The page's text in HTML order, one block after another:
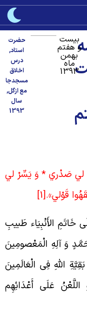
بیست
هفتم
بهمن
ماه
1393
حضرت
استاد,
درس
اخلاق
مسجدجا
مع ازگل,
سال
1393
صَدْري * وَ يَسِّرْ لي‏
قَوْلي‏».[1]
الأَنْبِیَاء طَبیبِ
وَ آلِهِ الْمَعْصومِینَ
اللهِ فِی الْعَالَمِینَ
عَلَی أَعْدَائِهِم